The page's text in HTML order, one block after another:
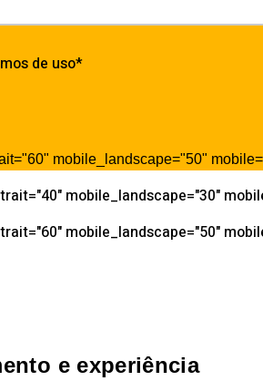
de uso*
mobile_landscape="50"
mobile_landscape="30"
mobile_landscape="50"
e experiência